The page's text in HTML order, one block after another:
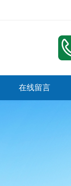
在线留言